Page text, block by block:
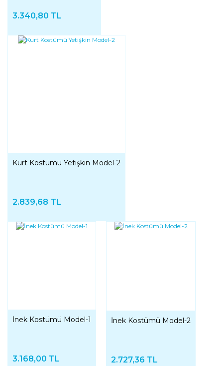
3.340,80 TL
Kurt Kostümü Yetişkin Model-2
2.839,68 TL
İnek Kostümü Model-1
3.168,00 TL
İnek Kostümü Model-2
2.727,36 TL